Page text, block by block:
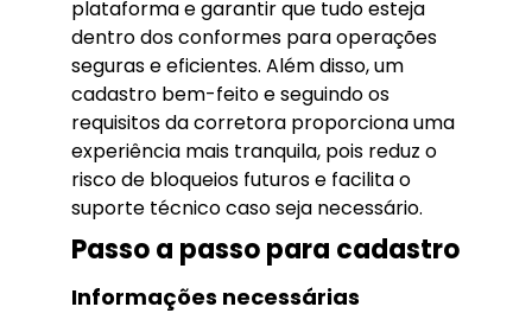
plataforma e garantir que tudo esteja
dentro dos conformes para operações
seguras e eficientes. Além disso, um
cadastro bem-feito e seguindo os
requisitos da corretora proporciona uma
experiência mais tranquila, pois reduz o
risco de bloqueios futuros e facilita o
suporte técnico caso seja necessário.
Passo a passo para cadastro
Informações necessárias